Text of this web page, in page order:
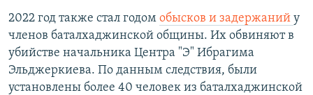
2022 год также стал годом обысков и задержаний у
членов баталхаджинской общины. Их обвиняют в
убийстве начальника Центра "Э" Ибрагима
Эльджеркиева. По данным следствия, были
установлены более 40 человек из баталхаджинской